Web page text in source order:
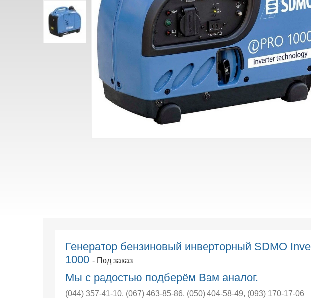
Генератор бензиновый инверторный SDMO
1000- Под заказ
Мы с радостью подберём Вам аналог.
(044) 357-41-10, (067) 463-85-86, (050) 404-58-49, (093) 170-17-06